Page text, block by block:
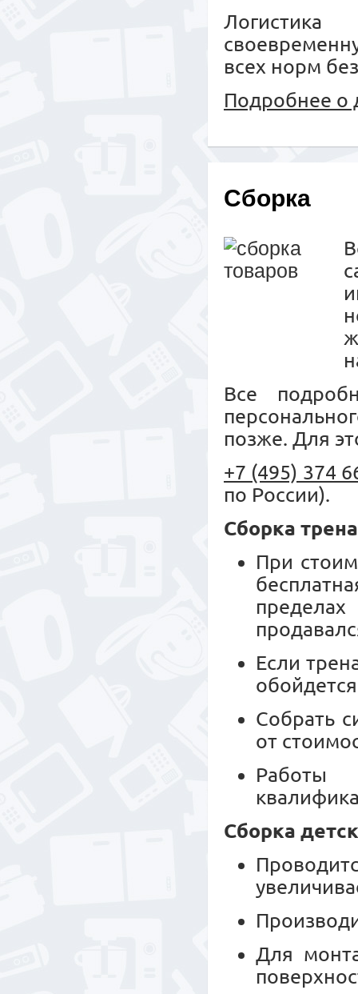
Логистика
всех норм
Подробнее о
Сборка
Все
позже. Для
+7 (495) 374
по России).
Сборка
При
Если
Собрать
от
Работы
Сборка
Для